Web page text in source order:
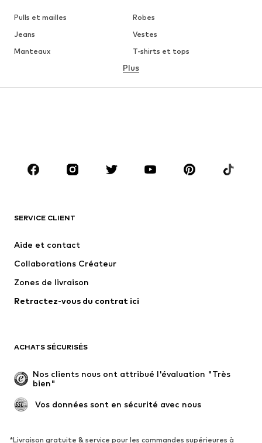
Pulls et mailles
Robes
Jeans
Vestes
Manteaux
T-shirts et tops
Lingerie
Jupes
Blouses et tuniques
Accessoires
Premium
Nouveautés
Lingerie
Manteaux
Jupes
Occasions spéciales
Exclusif
Remise à neuf
Nouveautés Tendance
Plus
SERVICE CLIENT
Aide et contact
Collaborations Créateur
Zones de livraison
Retractez-vous du contrat ici
ACHATS SÉCURISÉS
Nos clients nous ont attribué l'évaluation "Très
bien"
Vos données sont en sécurité avec nous
*Livraison gratuite & service pour les commandes supérieures à